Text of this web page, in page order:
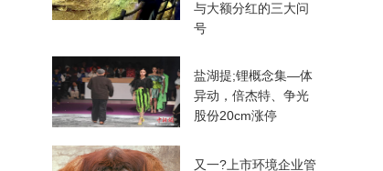
与大额分红的三大问
号
盐湖提;锂概念集—体
异动，倍杰特、争光
股份20cm涨停
又一?上市环境企业管